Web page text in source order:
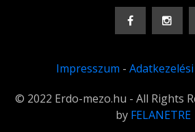
Impresszum -
© 2022 Erdo-mezo.hu - All Rights
by FELANETRE